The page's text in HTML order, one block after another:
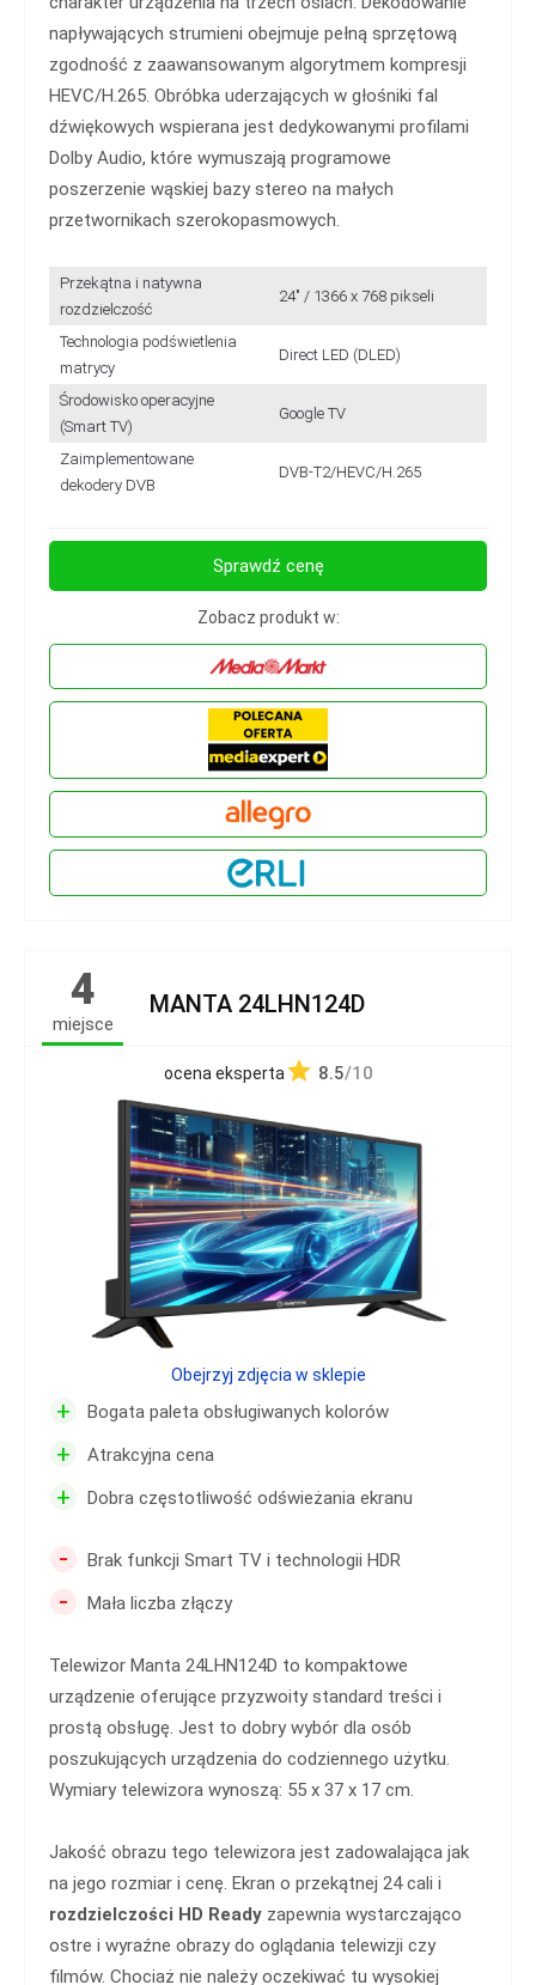
napływających strumieni obejmuje pełną sprzętową
zgodność z zaawansowanym algorytmem kompresji
HEVC/H.265. Obróbka uderzających w głośniki fal
dźwiękowych wspierana jest dedykowanymi profilami
Dolby Audio, które wymuszają programowe
poszerzenie wąskiej bazy stereo na małych
przetwornikach szerokopasmowych.
Przekątna i natywna
rozdzielczość
24" / 1366 x 768 pikseli
Technologia podświetlenia
matrycy
Direct LED (DLED)
Środowisko operacyjne
(Smart TV)
Google TV
Zaimplementowane
dekodery DVB
DVB-T2/HEVC/H.265
Sprawdź cenę
Zobacz produkt w:
4
miejsce
MANTA 24LHN124D
ocena eksperta 8.5/10
+ Bogata paleta obsługiwanych kolorów
+ Atrakcyjna cena
+ Dobra częstotliwość odświeżania ekranu
- Brak funkcji Smart TV i technologii HDR
- Mała liczba złączy
Telewizor Manta 24LHN124D to kompaktowe
urządzenie oferujące przyzwoity standard treści i
prostą obsługę. Jest to dobry wybór dla osób
poszukujących urządzenia do codziennego użytku.
Wymiary telewizora wynoszą: 55 x 37 x 17 cm.
Jakość obrazu tego telewizora jest zadowalająca jak
na jego rozmiar i cenę. Ekran o przekątnej 24 cali i
rozdzielczości HD Ready zapewnia wystarczająco
ostre i wyraźne obrazy do oglądania telewizji czy
filmów. Chociaż nie należy oczekiwać tu wysokiej
Obejrzyj zdjęcia w sklepie